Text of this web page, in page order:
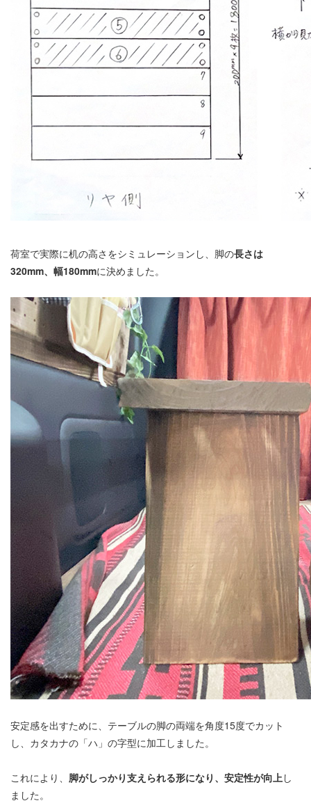
荷室で実際に机の高さをシミュレーションし、脚の長さは
320mm、幅180mmに決めました。
安定感を出すために、テーブルの脚の両端を角度15度でカット
し、カタカナの「ハ」の字型に加工しました。
これにより、 脚がしっかり支えられる形になり、安定性が向上し
ました。